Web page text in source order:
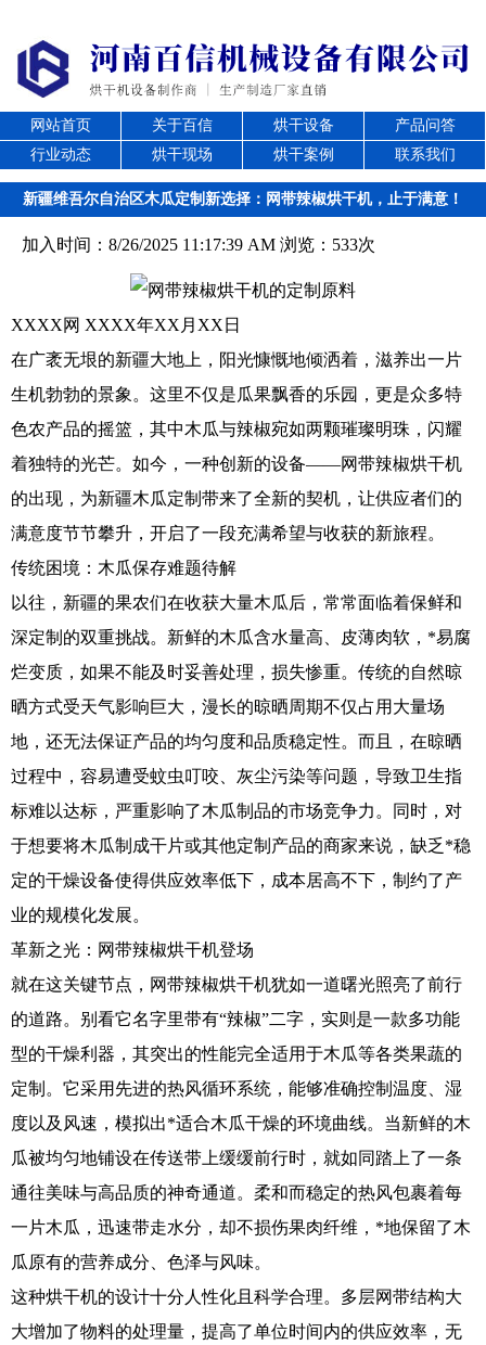
网站首页 关于百信 烘干设备
产品问答
行业动态
烘干现场 烘干案例 联系我们
新疆维吾尔自治区木瓜定制新选择：网带辣椒烘干机，止于满意！
加入时间：8/26/2025 11:17:39 AM 浏览：533次
XXXX网 XXXX年XX月XX日
在广袤无垠的新疆大地上，阳光慷慨地倾洒着，滋养出一片
生机勃勃的景象。这里不仅是瓜果飘香的乐园，更是众多特
色农产品的摇篮，其中木瓜与辣椒宛如两颗璀璨明珠，闪耀
着独特的光芒。如今，一种创新的设备——网带辣椒烘干机
的出现，为新疆木瓜定制带来了全新的契机，让供应者们的
满意度节节攀升，开启了一段充满希望与收获的新旅程。
传统困境：木瓜保存难题待解
以往，新疆的果农们在收获大量木瓜后，常常面临着保鲜和
深定制的双重挑战。新鲜的木瓜含水量高、皮薄肉软，*易腐
烂变质，如果不能及时妥善处理，损失惨重。传统的自然晾
晒方式受天气影响巨大，漫长的晾晒周期不仅占用大量场
地，还无法保证产品的均匀度和品质稳定性。而且，在晾晒
过程中，容易遭受蚊虫叮咬、灰尘污染等问题，导致卫生指
标难以达标，严重影响了木瓜制品的市场竞争力。同时，对
于想要将木瓜制成干片或其他定制产品的商家来说，缺乏*稳
定的干燥设备使得供应效率低下，成本居高不下，制约了产
业的规模化发展。
革新之光：网带辣椒烘干机登场
就在这关键节点，网带辣椒烘干机犹如一道曙光照亮了前行
的道路。别看它名字里带有“辣椒”二字，实则是一款多功能
型的干燥利器，其突出的性能完全适用于木瓜等各类果蔬的
定制。它采用先进的热风循环系统，能够准确控制温度、湿
度以及风速，模拟出*适合木瓜干燥的环境曲线。当新鲜的木
瓜被均匀地铺设在传送带上缓缓前行时，就如同踏上了一条
通往美味与高品质的神奇通道。柔和而稳定的热风包裹着每
一片木瓜，迅速带走水分，却不损伤果肉纤维，*地保留了木
瓜原有的营养成分、色泽与风味。
这种烘干机的设计十分人性化且科学合理。多层网带结构大
大增加了物料的处理量，提高了单位时间内的供应效率，无